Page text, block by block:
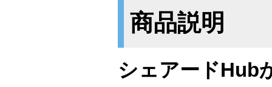
商品説明
シェアードHub